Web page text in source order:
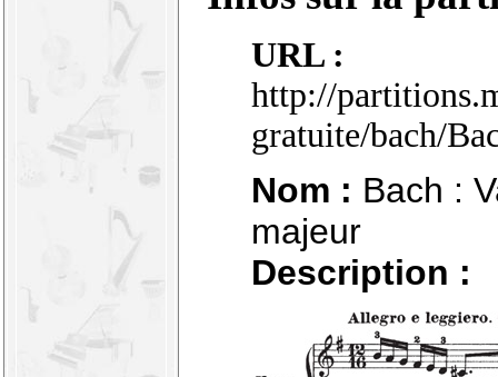
URL :
http://
gratuite/bach/
Nom : Bach :
majeur
Description :